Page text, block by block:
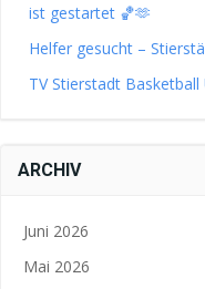
ist gestartet 🏀🫶
Helfer gesucht –
TV Stierstadt
ARCHIV
Juni 2026
Mai 2026